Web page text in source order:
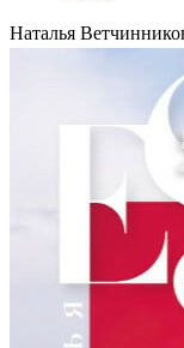
Наталья